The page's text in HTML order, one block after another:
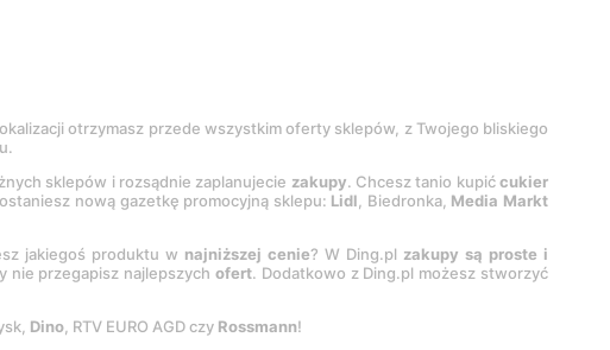
otrzymasz przede wszystkim oferty sklepów, z Twojego bliskiego
sklepów i rozsądnie zaplanujecie zakupy. Chcesz tanio kupićcukier
nową gazetkę promocyjną sklepu: Lidl, Biedronka, Media Markt
jakiegoś produktu w najniższej cenie? W Ding.pl zakupy są proste i
nie przegapisz najlepszychofert. Dodatkowo z Ding.pl możesz stworzyć
Dino, RTV EURO AGD czy Rossmann!